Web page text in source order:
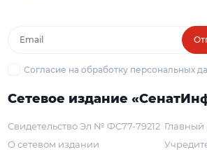
Согласие на обработку персональных
Сетевое издание
Свидетельство Эл № ФС77-79212
О сетевом издании
Главный